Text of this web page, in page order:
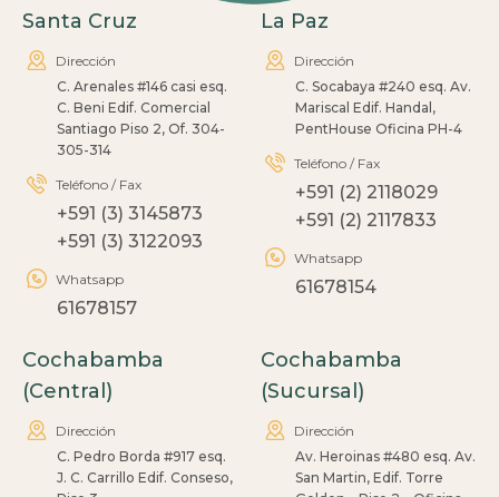
Santa Cruz
Dirección
C. Arenales #146 casi esq.
C. Beni Edif. Comercial
Santiago Piso 2, Of. 304-
305-314
Teléfono / Fax
+591 (3) 3145873
+591 (3) 3122093
Whatsapp
61678157
La Paz
Dirección
C. Socabaya #240 esq. Av.
Mariscal Edif. Handal,
PentHouse Oficina PH-4
Teléfono / Fax
+591 (2) 2118029
+591 (2) 2117833
Whatsapp
61678154
Cochabamba
(Central)
Dirección
C. Pedro Borda #917 esq.
J. C. Carrillo Edif. Conseso,
Cochabamba
(Sucursal)
Dirección
Av. Heroinas #480 esq. Av.
San Martin, Edif. Torre